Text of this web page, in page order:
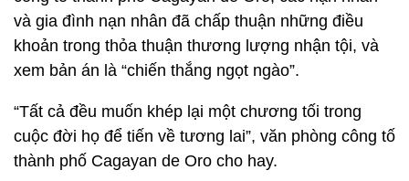
và gia đình nạn nhân đã chấp thuận những điều
khoản trong thỏa thuận thương lượng nhận tội, và
xem bản án là “chiến thắng ngọt ngào”.
“Tất cả đều muốn khép lại một chương tối trong
cuộc đời họ để tiến về tương lai”, văn phòng công tố
thành phố Cagayan de Oro cho hay.